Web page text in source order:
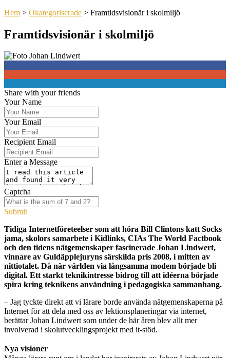
Hem > Okategoriserade > Framtidsvisionär i skolmiljö
Framtidsvisionär i skolmiljö
Share with your friends
Your Name
Your Email
Recipient Email
Enter a Message
Captcha
Submit
Tidiga Internetföreteelser som att höra Bill Clintons katt Socks
jama, skolors samarbete i Kidlinks, CIAs The World Factbook
och den tidens nätgemenskaper fascinerade Johan Lindwert,
vinnare av Guldäpplejuryns särskilda pris 2008, i mitten av
nittiotalet. Då när världen via långsamma modem började bli
digital. Ett starkt teknikintresse bidrog till att idéerna började
spira kring teknikens användning i pedagogiska sammanhang.
– Jag tyckte direkt att vi lärare borde använda nätgemenskaperna på
Internet för att dela med oss av lektionsplaneringar via internet,
berättar Johan Lindwert som under de här åren blev allt mer
involverad i skolutvecklingsprojekt med it-stöd.
Nya visioner